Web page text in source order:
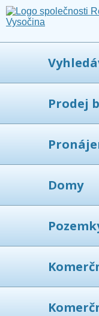
Prodej
Domy